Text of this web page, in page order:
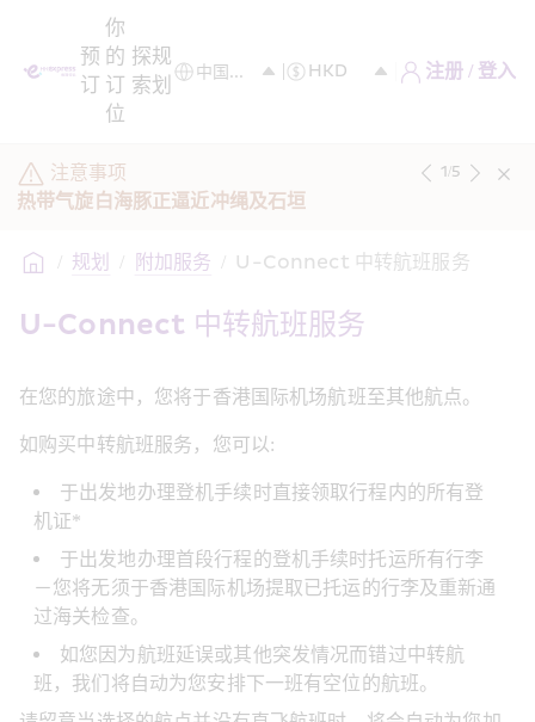
预
订
你
的
订
位
探
索
规
划
注册 / 登入
注意事项
热带气旋白海豚正逼近冲绳及石垣
1/5
/ 规划 / 附加服务 / U-Connect 中转航班服务
U-Connect 中转航班服务
在您的旅途中，您将于香港国际机场航班至其他航点。
如购买中转航班服务，您可以:
于出发地办理登机手续时直接领取行程内的所有登
机证*
于出发地办理首段行程的登机手续时托运所有行李
－您将无须于香港国际机场提取已托运的行李及重新通
过海关检查。
如您因为航班延误或其他突发情况而错过中转航
班，我们将自动为您安排下一班有空位的航班。